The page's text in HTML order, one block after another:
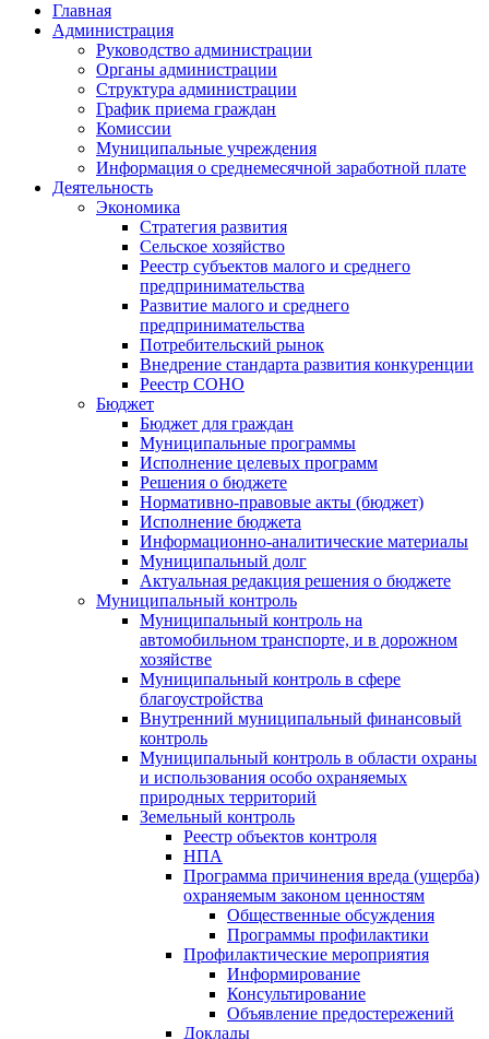
Главная
Администрация
Руководство администрации
Органы администрации
Структура администрации
График приема граждан
Комиссии
Муниципальные учреждения
Информация о среднемесячной заработной плате
Деятельность
Экономика
Стратегия развития
Сельское хозяйство
Реестр субъектов малого и среднего
предпринимательства
Развитие малого и среднего
предпринимательства
Потребительский рынок
Внедрение стандарта развития конкуренции
Реестр СОНО
Бюджет
Бюджет для граждан
Муниципальные программы
Исполнение целевых программ
Решения о бюджете
Нормативно-правовые акты (бюджет)
Исполнение бюджета
Информационно-аналитические материалы
Муниципальный долг
Актуальная редакция решения о бюджете
Муниципальный контроль
Муниципальный контроль на
автомобильном транспорте, и в дорожном
хозяйстве
Муниципальный контроль в сфере
благоустройства
Внутренний муниципальный финансовый
контроль
Муниципальный контроль в области охраны
и использования особо охраняемых
природных территорий
Земельный контроль
Реестр объектов контроля
НПА
Программа причинения вреда (ущерба)
охраняемым законом ценностям
Общественные обсуждения
Программы профилактики
Профилактические мероприятия
Информирование
Консультирование
Объявление предостережений
Доклады